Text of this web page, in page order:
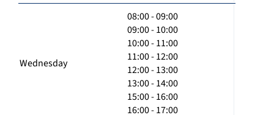
Wednesday
08:00 - 09:00
09:00 - 10:00
10:00 - 11:00
11:00 - 12:00
12:00 - 13:00
13:00 - 14:00
15:00 - 16:00
16:00 - 17:00